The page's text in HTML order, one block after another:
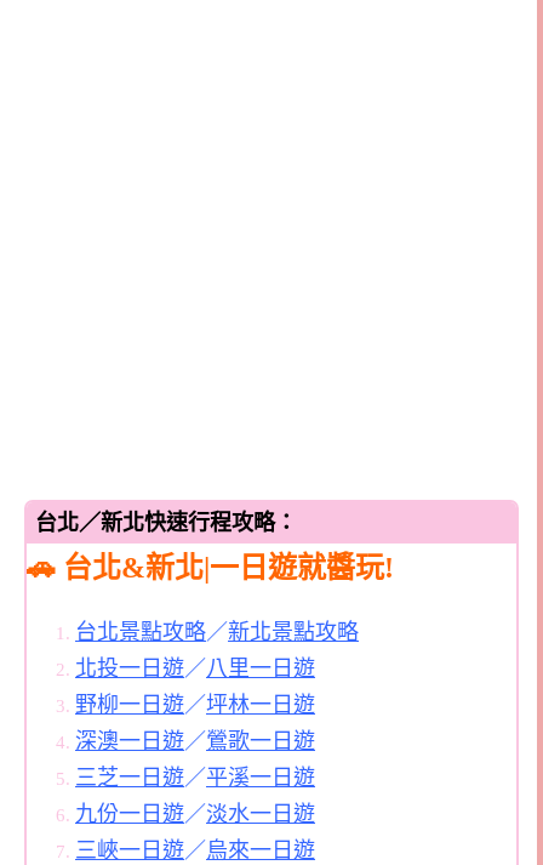
台北／新北快速行程攻略：
🚗 台北&新北|一日遊就醬玩!
台北景點攻略／新北景點攻略
北投一日遊／八里一日遊
野柳一日遊／坪林一日遊
深澳一日遊／鶯歌一日遊
三芝一日遊／平溪一日遊
九份一日遊／淡水一日遊
三峽一日遊／烏來一日遊